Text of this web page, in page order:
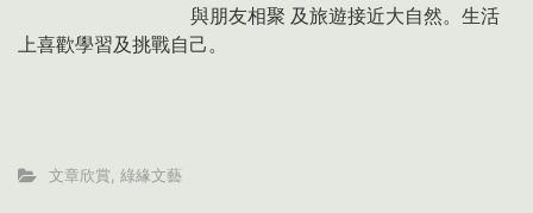
與朋友相聚 及旅遊接近大自然。生活
上喜歡學習及挑戰自己。
文章欣賞 綠緣文藝